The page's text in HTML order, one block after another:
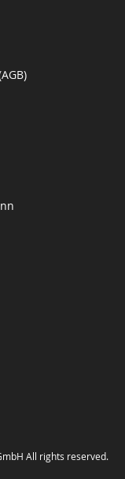
All rights reserved.